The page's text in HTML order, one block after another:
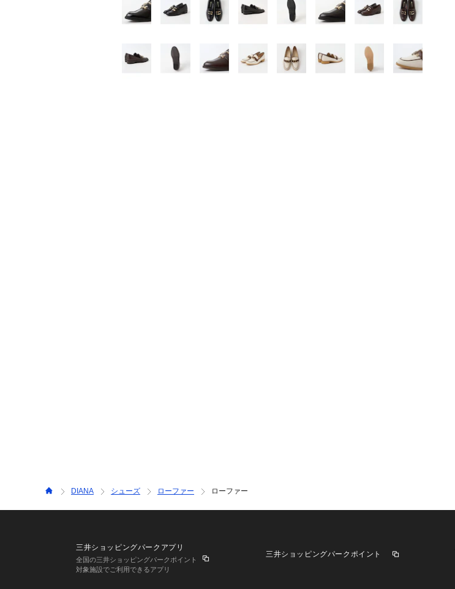
DIANA シューズ ローファー ローファー
三井ショッピングパークアプリ
全国の三井ショッピングパークポイント
対象施設でご利用できるアプリ
三井ショッピングパークポイント